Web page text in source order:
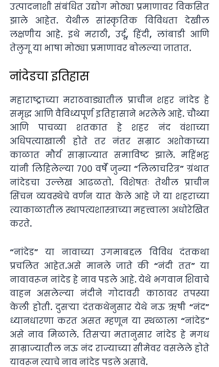
उत्पादनाशी संबंधित उद्योग मोठ्या प्रमाणावर विकसित
झाले आहेत. येथील सांस्कृतिक विविधता देखील
लक्षणीय आहे. इथे मराठी, उर्दू, हिंदी, लांबाडी आणि
तेलुगू या भाषा मोठ्या प्रमाणावर बोलल्या जातात.
नांदेडचा इतिहास
महाराष्ट्राच्या मराठवाड्यातील प्राचीन शहर नांदेड हे
समृद्ध आणि वैविध्यपूर्ण इतिहासाने भरलेले आहे. चौथ्या
आणि पाचव्या शतकात हे शहर नंद वंशाच्या
अधिपत्याखाली होते तर नंतर सम्राट अशोकाच्या
काळात मौर्य साम्राज्यात समाविष्ट झाले. महिंभट्ट
यांनी लिहिलेल्या ७०० वर्षे जुन्या “लिलाचरित्र” ग्रंथात
नांदेडचा उल्लेख आढळतो. विशेषतः तेथील प्राचीन
सिंचन व्यवस्थेचे वर्णन यात केले आहे जे या शहराच्या
त्याकाळातील स्थापत्यशास्त्राच्या महत्त्वाला अधोरेखित
करते.
“नांदेड” या नावाच्या उगमाबद्दल विविध दंतकथा
प्रचलित आहेत.असे मानले जाते की “नंदी तत” या
नावावरून नांदेड हे नाव पडले आहे. येथे भगवान शिवाचे
वाहन असलेल्या नंदीने गोदावरी काठावर तपस्या
केली होती. दुसऱ्या दंतकथेनुसार येथे नऊ ऋषी “नंद”
ध्यानधारणा करत असत म्हणून या स्थळाला “नांदेड”
असे नाव मिळाले. तिसऱ्या मतानुसार नांदेड हे मगध
साम्राज्यातील नऊ नंद राज्याच्या सीमेवर वसलेले होते
यावरून त्याचे नाव नांदेड पडले असावे.